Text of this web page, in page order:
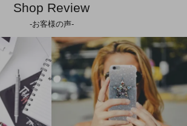
Shop Review
-お客様の声-